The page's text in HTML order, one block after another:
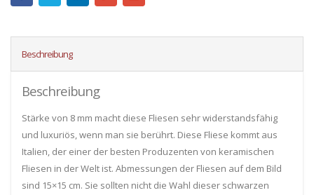
Beschreibung
Beschreibung
Stärke von 8 mm macht diese Fliesen sehr widerstandsfähig
und luxuriös, wenn man sie berührt. Diese Fliese kommt aus
Italien, der einer der besten Produzenten von keramischen
Fliesen in der Welt ist. Abmessungen der Fliesen auf dem Bild
sind 15×15 cm. Sie sollten nicht die Wahl dieser schwarzen